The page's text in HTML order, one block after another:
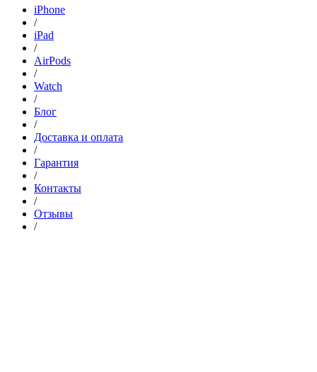
iPhone
/
iPad
/
AirPods
/
Watch
/
Блог
/
Доставка и оплата
/
Гарантия
/
Контакты
/
Отзывы
/